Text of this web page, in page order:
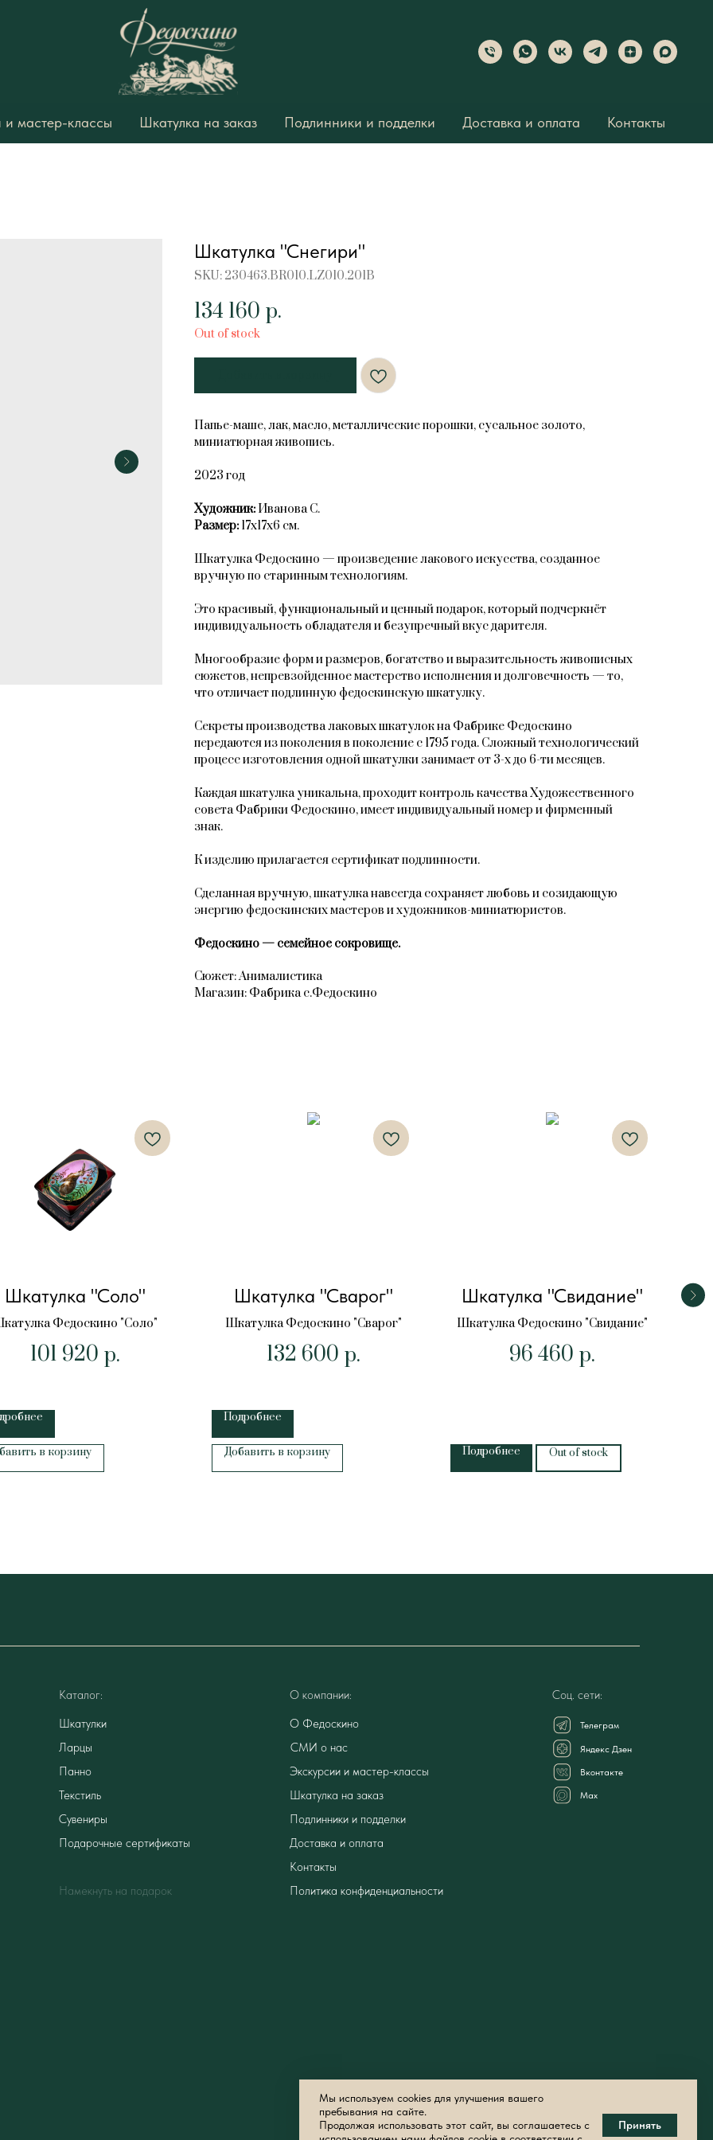
и мастер-классы Шкатулка на заказ Подлинники и подделки Доставка и оплата Контакты
Шкатулка "Снегири"
SKU: 230463.BR010.LZ010.201B
134 160 р.
Out of stock
Папье-маше, лак, масло, металлические порошки, сусальное золото,
миниатюрная живопись.
2023 год
Художник:Иванова С.
Размер: 17х17х6 см.
Шкатулка Федоскино — произведение лакового искусства, созданное
вручную по старинным технологиям.
Это красивый, функциональный и ценный подарок, который подчеркнёт
индивидуальность обладателя и безупречный вкус дарителя.
Многообразие форм и размеров, богатство и выразительность живописных
сюжетов, непревзойденное мастерство исполнения и долговечность — то,
что отличает подлинную федоскинскую шкатулку.
Секреты производства лаковых шкатулок на Фабрике Федоскино
передаются из поколения в поколение с 1795 года. Сложный технологический
процесс изготовления одной шкатулки занимает от 3-х до 6-ти месяцев.
Каждая шкатулка уникальна, проходит контроль качества Художественного
совета Фабрики Федоскино, имеет индивидуальный номер и фирменный
знак.
К изделию прилагается сертификат подлинности.
Сделанная вручную, шкатулка навсегда сохраняет любовь и созидающую
энергию федоскинских мастеров и художников-миниатюристов.
Федоскино — семейное сокровище.
Сюжет: Анималистика
Магазин: Фабрика с.Федоскино
Шкатулка "Соло"
Федоскино "Соло"
101 920 р.
в корзину
Шкатулка "Сварог"
Шкатулка Федоскино "Сварог"
132 600 р.
Подробнее
Добавить в корзину
Шкатулка "Свидание"
Шкатулка Федоскино "Свидание"
96 460 р.
Подробнее Out of stock
Каталог:
Вконтакте
Мах
Телеграм
Яндекс Дзен
Шкатулки
Ларцы
Панно
Текстиль
Сувениры
Подарочные сертификаты
Намекнуть на подарок
О компании:
О Федоскино
Контакты
Экскурсии и мастер-классы
Подлинники и подделки
Доставка и оплата
Соц. сети:
Шкатулка на заказ
Политика конфиденциальности
СМИ о нас
Мы используем cookies для улучшения вашего
пребывания на сайте.
Продолжая использовать этот сайт, вы соглашаетесь с
Принять